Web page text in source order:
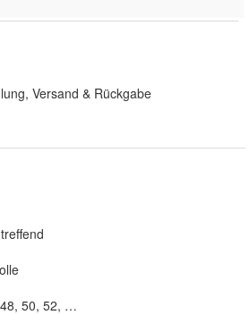
Versand & Rückgabe